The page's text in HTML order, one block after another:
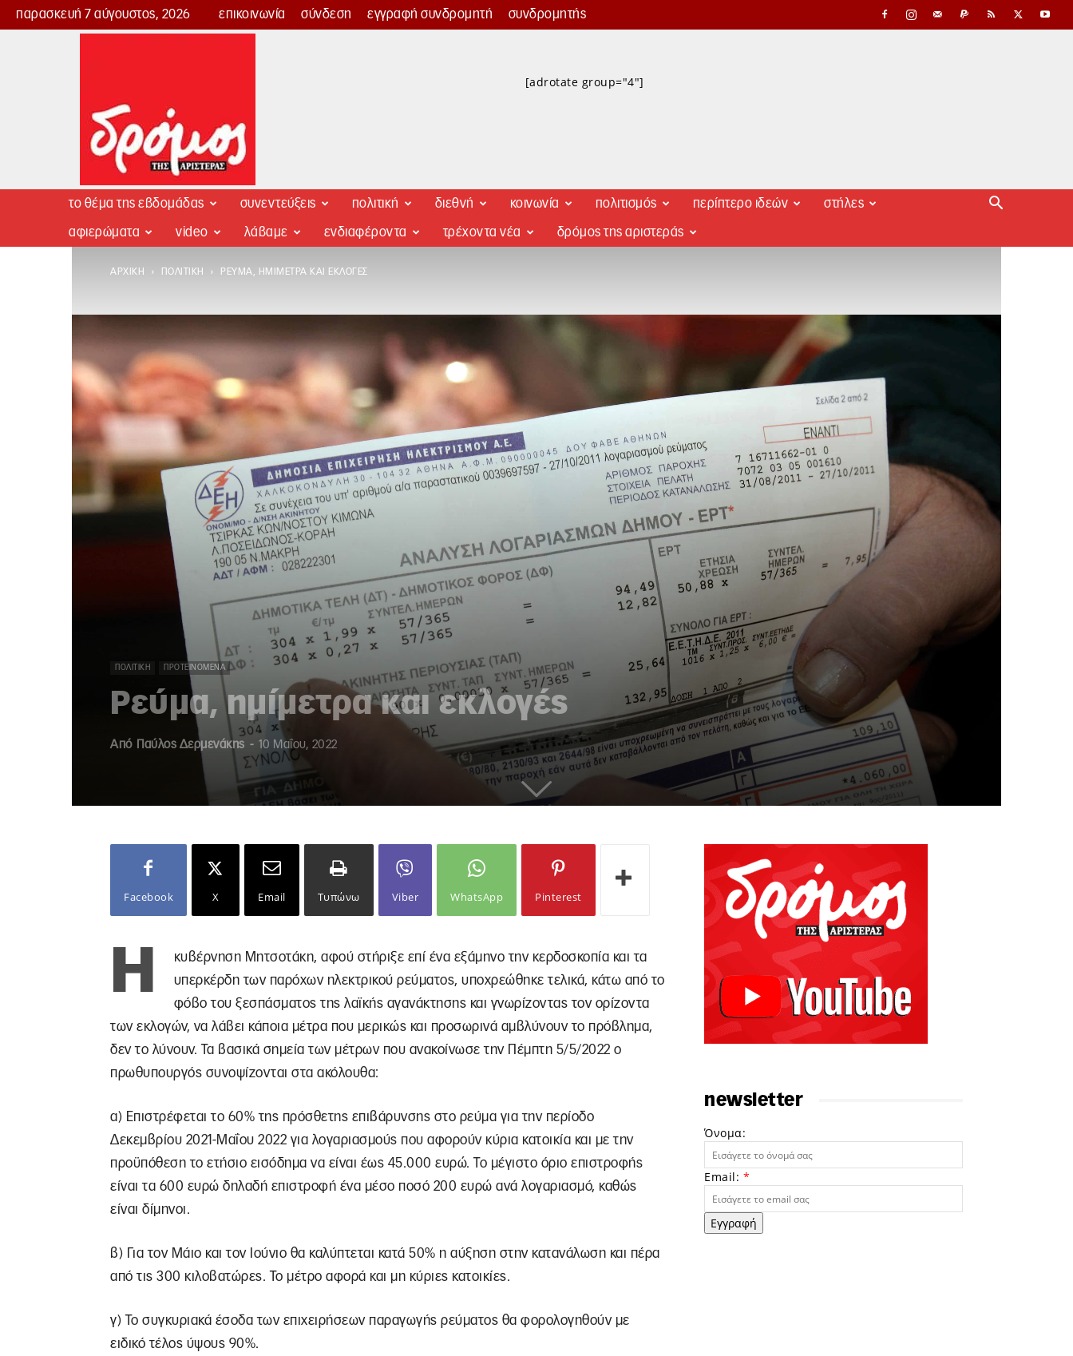
παρασκευή 7 αύγουστος, 2026 επικοινωνία σύνδεση εγγραφή συνδρομητή συνδρομητής
Δρόμος
[adrotate group="4"]
το θέμα της εβδομάδας συνεντεύξεις πολιτική διεθνή κοινωνία πολιτισμός περίπτερο ιδεών στήλες
αφιερώματα video λάβαμε ενδιαφέροντα τρέχοντα νέα δρόμος της αριστεράς
ΑΡΧΙΚΉ ΠΟΛΙΤΙΚΉ ΡΕΎΜΑ, ΗΜΊΜΕΤΡΑ ΚΑΙ ΕΚΛΟΓΈΣ
ΠΟΛΙΤΙΚΉ ΠΡΟΤΕΙΝΌΜΕΝΑ
Ρεύμα, ημίμετρα και εκλογές
Από Παύλος Δερμενάκης - 10 Μαΐου, 2022
Facebook X Email Τυπώνω Viber WhatsApp Pinterest
Η
κυβέρνηση Μητσοτάκη, αφού στήριξε επί ένα εξάμηνο την κερδοσκοπία και τα
υπερκέρδη των παρόχων ηλεκτρικού ρεύματος, υποχρεώθηκε τελικά, κάτω από το
φόβο του ξεσπάσματος της λαϊκής αγανάκτησης και γνωρίζοντας τον ορίζοντα
των εκλογών, να λάβει κάποια μέτρα που μερικώς και προσωρινά αμβλύνουν το πρόβλημα,
δεν το λύνουν. Τα βασικά σημεία των μέτρων που ανακοίνωσε την Πέμπτη 5/5/2022 ο
πρωθυπουργός συνοψίζονται στα ακόλουθα:
α) Επιστρέφεται το 60% της πρόσθετης επιβάρυνσης στο ρεύμα για την περίοδο
Δεκεμβρίου 2021-Μαΐου 2022 για λογαριασμούς που αφορούν κύρια κατοικία και με την
προϋπόθεση το ετήσιο εισόδημα να είναι έως 45.000 ευρώ. Το μέγιστο όριο επιστροφής
είναι τα 600 ευρώ δηλαδή επιστροφή ένα μέσο ποσό 200 ευρώ ανά λογαριασμό, καθώς
είναι δίμηνοι.
β) Για τον Μάιο και τον Ιούνιο θα καλύπτεται κατά 50% η αύξηση στην κατανάλωση και πέρα
από τις 300 κιλοβατώρες. Το μέτρο αφορά και μη κύριες κατοικίες.
γ) Το συγκυριακά έσοδα των επιχειρήσεων παραγωγής ρεύματος θα φορολογηθούν με
ειδικό τέλος ύψους 90%.
newsletter
Όνομα:
Email: *
Εγγραφή